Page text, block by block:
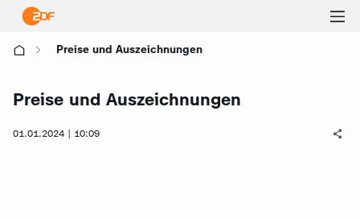
Preise und Auszeichnungen
Preise und Auszeichnungen
01.01.2024 | 10:09